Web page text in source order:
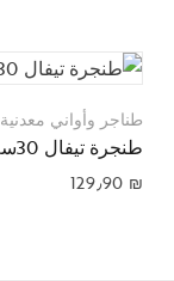
طناجر وأواني معدنية
طنجرة تيفال 30سم
129٫90 ₪